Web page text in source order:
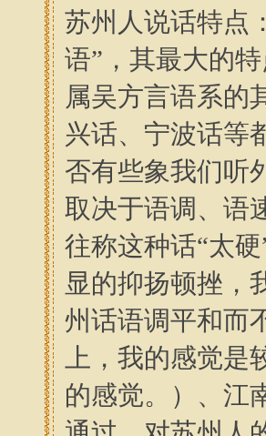
苏州人说话特点
语”，其最大的
属吴方言语系的
兴话、宁波话等
否有些象我们听
取决于语调、语
往称这种话“太
显的抑扬顿挫，
州话语调平和而
上，我的感觉
的感觉。）、江